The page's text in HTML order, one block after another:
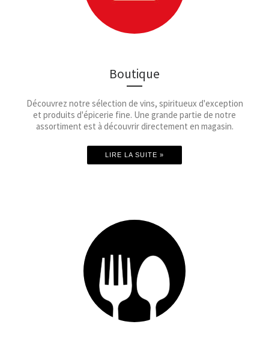
Boutique
Découvrez notre sélection de vins, spiritueux d'exception
et produits d'épicerie fine. Une grande partie de notre
assortiment est à découvrir directement en magasin.
LIRE LA SUITE »